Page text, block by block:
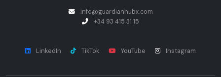
info@guardianhubx.com
+34 93 415 31 15
LinkedIn TikTok YouTube Instagram